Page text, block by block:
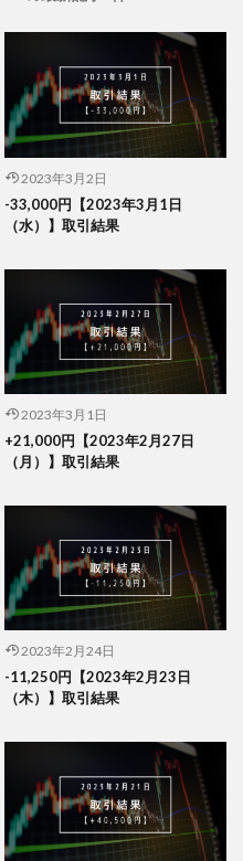
2023年3月2日
-33,000円【2023年3月1日
（水）】取引結果
2023年3月1日
+21,000円【2023年2月27日
（月）】取引結果
2023年2月24日
-11,250円【2023年2月23日
（木）】取引結果